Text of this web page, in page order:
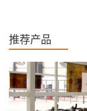
推荐产品